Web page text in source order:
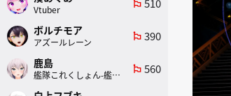
Vtuber
emoji_flags
ボルチモア
アズールレーン
emoji_flags 390
鹿島
艦隊これくしょん-艦これ-
emoji_flags 560